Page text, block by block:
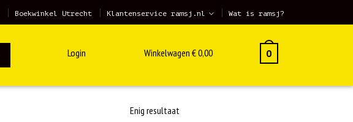
Boekwinkel Utrecht Klantenservice ramsj.nl Wat is ramsj?
Login Winkelwagen €0,00 0
Enig resultaat